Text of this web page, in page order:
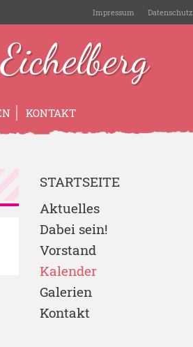
Impressum Datenschutz
KONTAKT
STARTSEITE
Aktuelles
Dabei sein!
Vorstand
Kalender
Galerien
Kontakt